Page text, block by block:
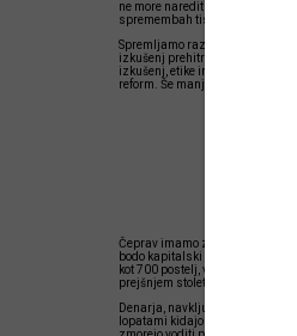
ne more narediti za državo in
spremembah tista, ki bo
Spremljamo razpadanje vlade.
izkušenj prehitro v koruzo
izkušenj, etike in podobnih ne
reform. Še manj gre pričakovati
V
Čeprav imamo zakon, celo
bodo kapitalski lobiji tako ali
kot 700 postelj, v vrstah zanje
prejšnjem stoletju. Delavcev ni!
Denarja, navkljub 765 milijonov
lopatami kidajo v gnojne jame,